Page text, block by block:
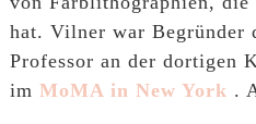
hat. Vilner war Begründer
Professor an der dortigen
imMoMA in New York .